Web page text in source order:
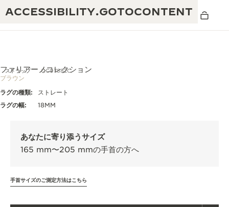
ACCESSIBILITY.GOTOCONTENT
ジャガー・ルクルト保証
アトモスの保証
THE GOLDEN RATIO MUSICAL SHOW -
黄金比を讃える音楽祭-
「THE PERPETUAL TIMEKEEPER」展
卓越性：190年以上の伝統
創意工夫：1,400以上のキャリバー
ストラップ QC07882C
ファリアーノコレクション
ブラウン
ラグの種類:
ストレート
ラグの幅:
18MM
あなたに寄り添うサイズ
165 mm〜205 mmの手首の方へ
手首サイズのご測定方法はこちら